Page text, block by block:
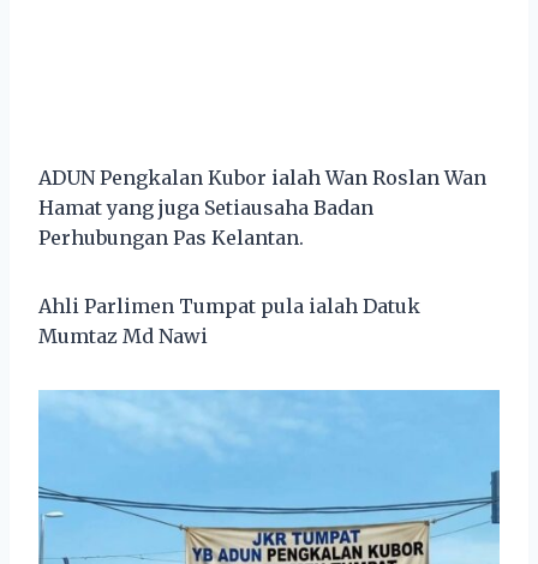
ADUN Pengkalan Kubor ialah Wan Roslan Wan
Hamat yang juga Setiausaha Badan
Perhubungan Pas Kelantan.
Ahli Parlimen Tumpat pula ialah Datuk
Mumtaz Md Nawi